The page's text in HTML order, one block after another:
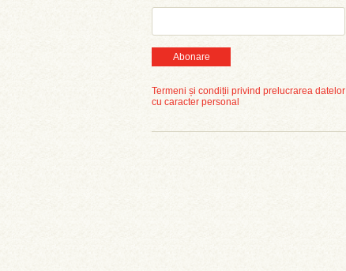
Abonare
Termeni și condiții privind prelucrarea datelor
cu caracter personal